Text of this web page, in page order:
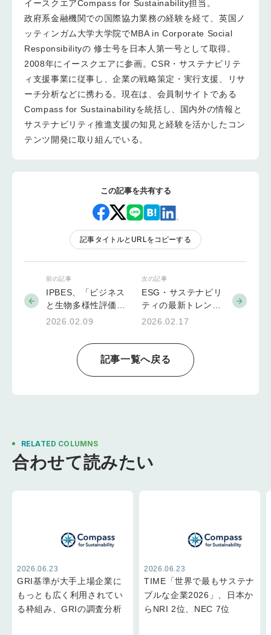
イースクエアCompass for Sustainability担当。
政府系金融機関での国際協力業務の経験を経て、英国ノ
ッティンガム大学大学院でMBA in Corporate Social
Responsibilityの 修士号を日本人第一号として取得。
2008年にイースクエアに参画。CSR・サステナビリテ
ィ支援事業に従事し、企業の戦略策定・実行支援、リサ
ーチ分析などに携わる。現在は、会員制サイトである
Compass for Sustainabilityを統括し、国内外の情報と
サステナビリティ推進支援の知見と経験を活かしたコン
テンツ開発に取り組んでいる。
この記事を共有する
記事タイトルとURLをコピーする
前の記事
IPBES、「ビジネス
と生物多様性評価報
告書」を発表 100
2026.02.09
記事一覧へ戻る
次の記事
ESG・サステナビリ
ティの最新トレン
ド：グリーンウォッ
ション戦略と投資、
そして投資家が見て
いる「本気のマテリ
2026.02.17
RELATED COLUMNS
合わせて読みたい
2026.06.23
GRI基準が大手上場企業に
もっとも広く利用されてい
る枠組み、GRIの調査分析
2026.06.23
TIME「世界で最もサステナ
ブルな企業2026」、日本か
らNRI 2位、NEC 7位